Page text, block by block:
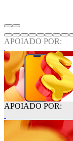
APOIADO POR:
APOIADO POR: